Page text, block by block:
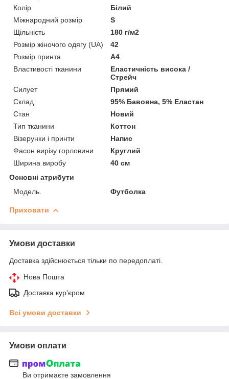
Колір
Білий
Міжнародний розмір
S
Щільність
180 г/м2
Розмір жіночого одягу (UA)
42
Розмір принта
А4
Властивості тканини
Еластичність висока /
Стрейч
Силует
Прямий
Склад
95% Бавовна, 5% Еластан
Стан
Новий
Тип тканини
Коттон
Візерунки і принти
Напис
Фасон вирізу горловини
Круглий
Ширина виробу
40 см
Основні атрибути
Мoдель.
Футболка
Приховати
Умови доставки
Доставка здійснюється тільки по передоплаті.
Нова Пошта
Доставка кур'єром
Всі умови доставки
Умови оплати
Ви отримаєте замовлення